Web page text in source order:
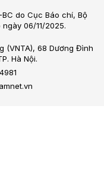
do Cục Báo chí, Bộ
06/11/2025.
(VNTA), 68 Dương Đình
Hà Nội.